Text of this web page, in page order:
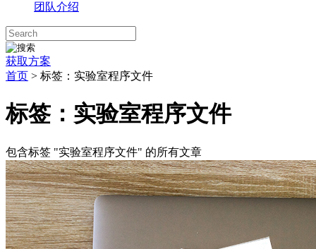
团队介绍
获取方案
首页 > 标签：实验室程序文件
标签：实验室程序文件
包含标签 "实验室程序文件" 的所有文章